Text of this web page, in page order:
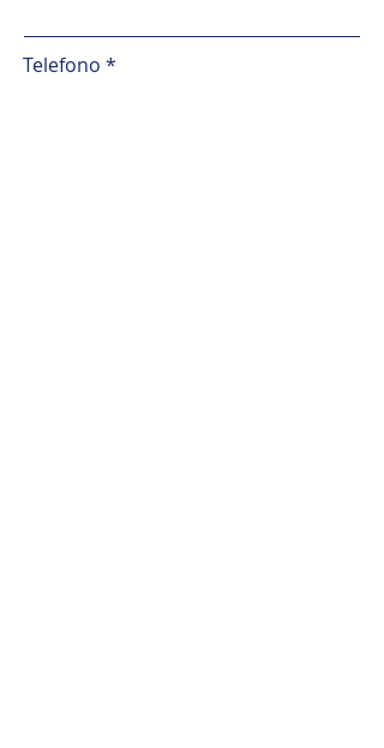
Telefono